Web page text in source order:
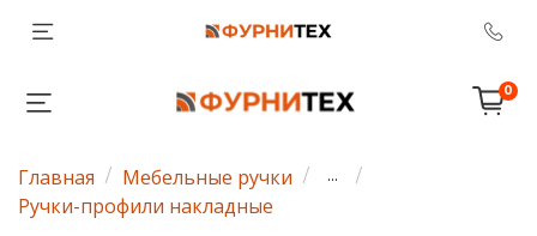
0
Главная Мебельные ручки ...
Ручки-профили накладные